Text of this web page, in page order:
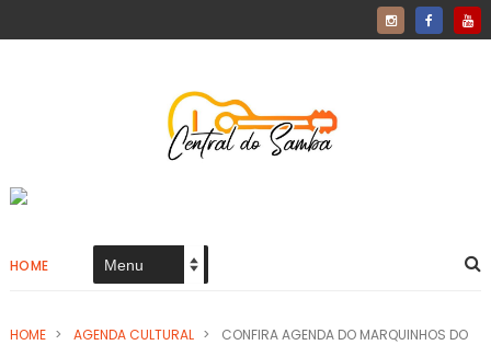
HOME
HOME > AGENDA CULTURAL >
CONFIRA AGENDA DO MARQUINHOS DO